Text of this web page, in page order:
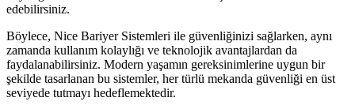
edebilirsiniz.
Böylece, Nice Bariyer Sistemleri ile güvenliğinizi sağlarken, aynı
zamanda kullanım kolaylığı ve teknolojik avantajlardan da
faydalanabilirsiniz. Modern yaşamın gereksinimlerine uygun bir
şekilde tasarlanan bu sistemler, her türlü mekanda güvenliği en üst
seviyede tutmayı hedeflemektedir.